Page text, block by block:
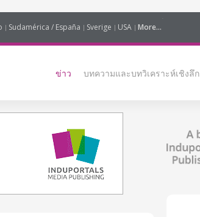
Sudamérica / España Sverige USA More...
ข่าว บทความและบทวิเคราะห์เชิงลึก